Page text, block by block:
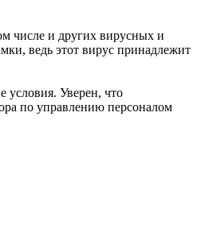
числе и других вирусных и
ведь этот вирус принадлежит
условия. Уверен, что
по управлению персоналом